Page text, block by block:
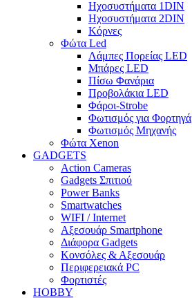
Ηχοσυστήματα 1DIN
Ηχοσυστήματα 2DIN
Κόρνες
Φώτα Led
Λάμπες Πορείας LED
Μπάρες LED
Πίσω Φανάρια
Προβολάκια LED
Φάροι-Strobe
Φωτισμός για Φορτηγά
Φωτισμός Μηχανής
Φώτα Xenon
GADGETS
Action Cameras
Gadgets Σπιτιού
Power Banks
Smartwatches
WIFI / Internet
Αξεσουάρ Smartphone
Διάφορα Gadgets
Κονσόλες & Αξεσουάρ
Περιφερειακά PC
Φορτιστές
HOBBY